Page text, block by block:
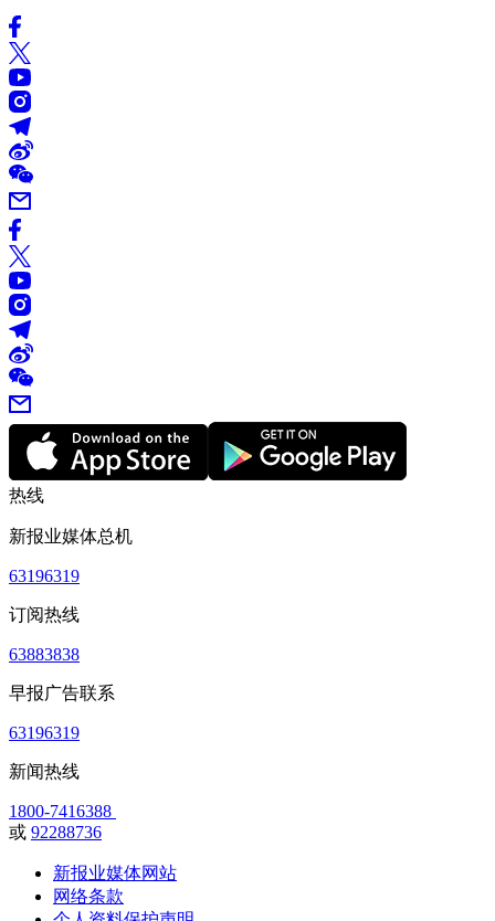
热线
新报业媒体总机
63196319
订阅热线
63883838
早报广告联系
63196319
新闻热线
1800-7416388
或 92288736
新报业媒体网站
网络条款